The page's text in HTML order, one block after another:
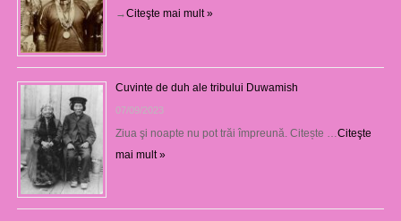
→Citeşte mai mult »
Cuvinte de duh ale tribului Duwamish
07/09/2023
Ziua şi noapte nu pot trăi împreună. Citește … Citeşte
mai mult »